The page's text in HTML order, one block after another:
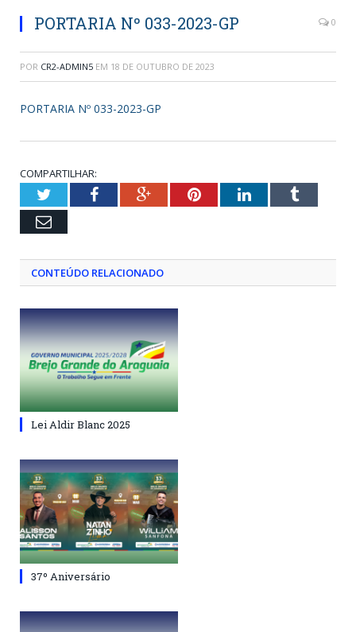
PORTARIA Nº 033-2023-GP 0
POR CR2-ADMIN5 EM 18 DE OUTUBRO DE 2023
PORTARIA Nº 033-2023-GP
COMPARTILHAR:
TwitterFacebookGoogle+PinterestLinkedInTumblr
Email
CONTEÚDO RELACIONADO
Lei Aldir Blanc 2025
37º Aniversário